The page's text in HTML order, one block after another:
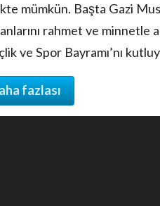
mümkün. Başta Gazi
rahmet ve minnetle
ve Spor Bayramı’nı
fazlası